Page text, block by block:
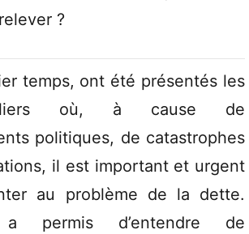
?
temps, ont été présentés les
où, à cause de
politiques, de catastrophes
il est important et urgent
au problème de la dette.
a permis d’entendre de